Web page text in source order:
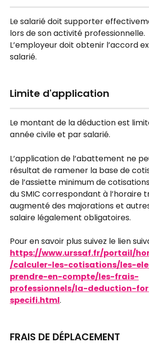
Le salarié doit supporter
lors de son activité professionnelle.
L’employeur doit obtenir l’accord
salarié.
Limite d'application
Le montant de la déduction est
année civile et par salarié.
L’application de l’abattement ne
résultat de ramener la base de
de l’assiette minimum de
du SMIC correspondant à l’horaire
augmenté des majorations et
salaire légalement obligatoires.
Pour en savoir plus suivez le lien
https://www.urssaf.fr/portail/
/calculer-les-cotisations/les-
prendre-en-compte/les-frais-
professionnels/la-deduction-
specifi.html.
FRAIS DE DÉPLACEMENT